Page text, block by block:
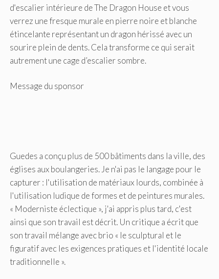
d'escalier intérieure de The Dragon House et vous
verrez une fresque murale en pierre noire et blanche
étincelante représentant un dragon hérissé avec un
sourire plein de dents. Cela transforme ce qui serait
autrement une cage d’escalier sombre.
Message du sponsor
Guedes a conçu plus de 500 bâtiments dans la ville, des
églises aux boulangeries. Je n'ai pas le langage pour le
capturer : l'utilisation de matériaux lourds, combinée à
l'utilisation ludique de formes et de peintures murales.
« Moderniste éclectique », j'ai appris plus tard, c'est
ainsi que son travail est décrit. Un critique a écrit que
son travail mélange avec brio « le sculptural et le
figuratif avec les exigences pratiques et l'identité locale
traditionnelle ».